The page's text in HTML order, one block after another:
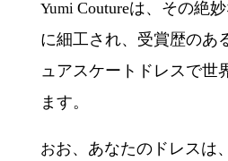
Yumi Coutureは、その絶
に細工され、受賞歴のあ
ュアスケートドレスで世
ます。
おお、あなたのドレスは